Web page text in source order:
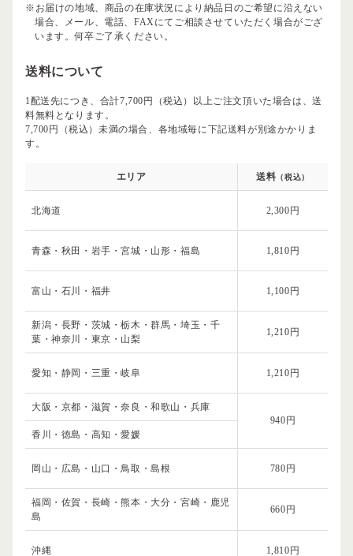
※お届けの地域、商品の在庫状況により納品日のご希望に沿えない
場合、メール、電話、FAXにてご相談させていただく場合がござ
います。何卒ご了承ください。
送料について
1配送先につき、合計7,700円（税込）以上ご注文頂いた場合は、送
料無料となります。
7,700円（税込）未満の場合、各地域毎に下記送料が別途かかりま
す。
エリア 送料 （税込）
北海道 2,300円
青森・秋田・岩手・宮城・山形・福島 1,810円
富山・石川・福井 1,100円
新潟・長野・茨城・栃木・群馬・埼玉・千
葉・神奈川・東京・山梨
1,210円
愛知・静岡・三重・岐阜 1,210円
大阪・京都・滋賀・奈良・和歌山・兵庫
940円
香川・徳島・高知・愛媛
岡山・広島・山口・鳥取・島根 780円
福岡・佐賀・長崎・熊本・大分・宮崎・鹿児
島
660円
沖縄 1,810円